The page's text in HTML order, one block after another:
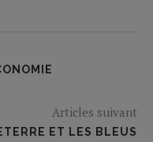
Articles suivant
ET LES BLEUS